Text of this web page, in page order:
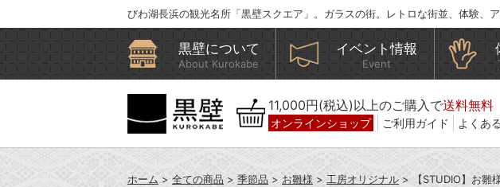
びわ湖長浜の観光名所「黒壁スクエア」。ガラスの街。レトロな街並、体験、
黒壁について
About Kurokabe
イベント情報
Event
11,000円(税込)以上のご購入で送料無料
オンラインショップ ご利用ガイド よくあ
ホーム > 全ての商品 > 季節品 > お雛様 > 工房オリジナル > 【STUDIO】お雛